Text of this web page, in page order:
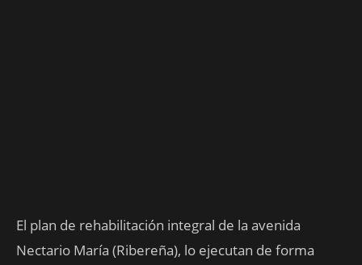
El plan de rehabilitación integral de la avenida
Nectario María (Ribereña), lo ejecutan de forma